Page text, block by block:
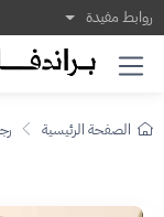
روابط مفيدة
الصفحة الرئيسية